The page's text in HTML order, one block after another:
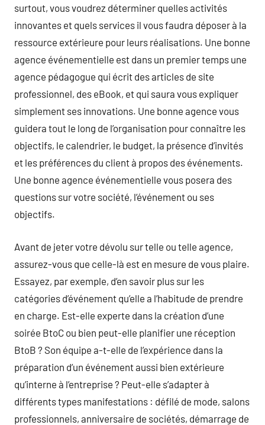
surtout, vous voudrez déterminer quelles activités
innovantes et quels services il vous faudra déposer à la
ressource extérieure pour leurs réalisations. Une bonne
agence événementielle est dans un premier temps une
agence pédagogue qui écrit des articles de site
professionnel, des eBook, et qui saura vous expliquer
simplement ses innovations. Une bonne agence vous
guidera tout le long de l’organisation pour connaître les
objectifs, le calendrier, le budget, la présence d’invités
et les préférences du client à propos des événements.
Une bonne agence événementielle vous posera des
questions sur votre société, l’événement ou ses
objectifs.
Avant de jeter votre dévolu sur telle ou telle agence,
assurez-vous que celle-là est en mesure de vous plaire.
Essayez, par exemple, d’en savoir plus sur les
catégories d’événement qu’elle a l’habitude de prendre
en charge. Est-elle experte dans la création d’une
soirée BtoC ou bien peut-elle planifier une réception
BtoB ? Son équipe a-t-elle de l’expérience dans la
préparation d’un événement aussi bien extérieure
qu’interne à l’entreprise ? Peut-elle s’adapter à
différents types manifestations : défilé de mode, salons
professionnels, anniversaire de sociétés, démarrage de